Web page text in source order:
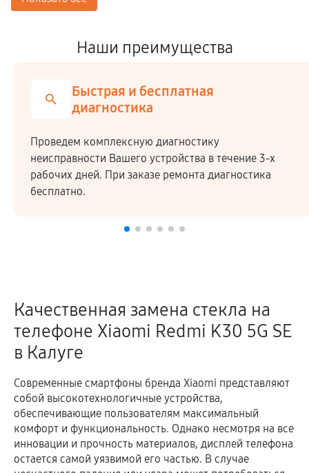
Наши преимущества
Честная стоимость
Мы сотрудничаем напрямую c производителями,
закупая комплектующие по оптовым ценам.
Высокое качество ремонтных работ и запчастей
подтверждается гарантией.
Качественная замена стекла на
телефоне Xiaomi Redmi K30 5G SE
в Калуге
Современные смартфоны бренда Xiaomi представляют
собой высокотехнологичные устройства,
обеспечивающие пользователям максимальный
комфорт и функциональность. Однако несмотря на все
инновации и прочность материалов, дисплей телефона
остается самой уязвимой его частью. В случае